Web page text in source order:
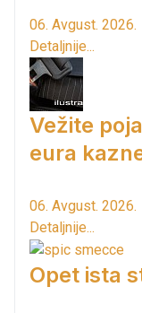
06. Avgust. 2026.
Detaljnije...
Vežite
eura
06. Avgust. 2026.
Detaljnije...
Opet ista